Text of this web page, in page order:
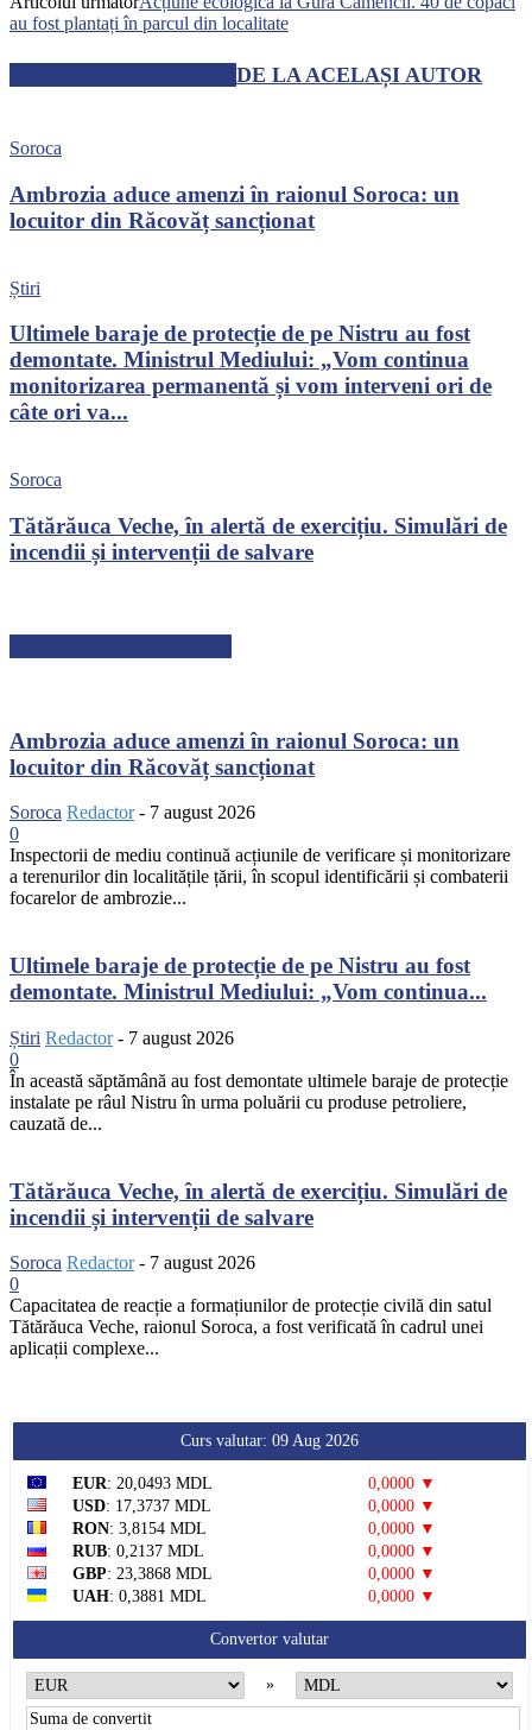
au fost plantați în parcul din localitate
DE LA ACELAȘI AUTOR
Soroca
Ambrozia aduce amenzi în raionul Soroca: un
locuitor din Răcovăț sancționat
Știri
Ultimele baraje de protecție de pe Nistru au fost
demontate. Ministrul Mediului: „Vom continua
monitorizarea permanentă și vom interveni ori de
câte ori va...
Soroca
Tătărăuca Veche, în alertă de exercițiu. Simulări de
incendii și intervenții de salvare
Ambrozia aduce amenzi în raionul Soroca: un
locuitor din Răcovăț sancționat
Soroca Redactor - 7 august 2026
0
Inspectorii de mediu continuă acțiunile de verificare și monitorizare
a terenurilor din localitățile țării, în scopul identificării și combaterii
focarelor de ambrozie...
Ultimele baraje de protecție de pe Nistru au fost
demontate. Ministrul Mediului: „Vom continua...
Știri Redactor - 7 august 2026
0
În această săptămână au fost demontate ultimele baraje de protecție
instalate pe râul Nistru în urma poluării cu produse petroliere,
cauzată de...
Tătărăuca Veche, în alertă de exercițiu. Simulări de
incendii și intervenții de salvare
Soroca Redactor - 7 august 2026
0
Capacitatea de reacție a formațiunilor de protecție civilă din satul
Tătărăuca Veche, raionul Soroca, a fost verificată în cadrul unei
aplicații complexe...
Curs valutar: 09 Aug 2026
EUR: 20,0493 MDL
0,0000 ▼
USD: 17,3737 MDL
0,0000 ▼
RON: 3,8154 MDL
0,0000 ▼
RUB: 0,2137 MDL
0,0000 ▼
GBP: 23,3868 MDL
0,0000 ▼
UAH: 0,3881 MDL 0,0000 ▼
Convertor valutar
»